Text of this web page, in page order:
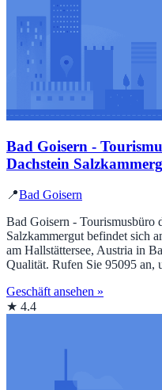
Bad Goisern -
Dachstein
📍Bad Goisern
Bad Goisern - Tourismusbüro
Salzkammergut befindet sich
am Hallstättersee, Austria in
Qualität. Rufen Sie 95095 an,
Geschäft ansehen »
★ 4.4